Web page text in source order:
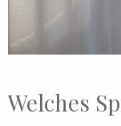
Welches